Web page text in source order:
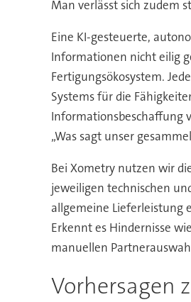
Man verlässt sich zudem
Eine KI-gesteuerte,
Informationen nicht eilig
Fertigungsökosystem.
Systems für die
Informationsbeschaffung
„Was sagt unser
Bei Xometry nutzen wir
jeweiligen technischen
allgemeine Lieferleistung
Erkennt es Hindernisse
manuellen
Vorhersagen